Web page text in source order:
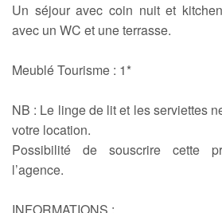
Un séjour avec coin nuit et
avec un WC et une terrasse.
Meublé Tourisme : 1*
NB : Le linge de lit et les serviettes
votre location.
Possibilité de souscrire cette
l’agence.